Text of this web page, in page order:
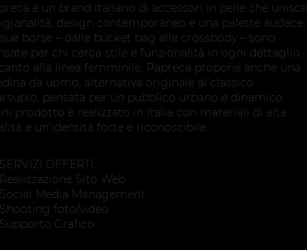
è un brand italiano di accessori in pelle che unisce
design contemporaneo e una palette audace.
sue borse – dalle bucket bag alle crossbody – sono
per chi cerca stile e funzionalità in ogni dettaglio.
alla linea femminile, Papreca propone anche una
da uomo, alternativa originale al classico
pensata per un pubblico urbano e dinamico.
prodotto è realizzato in Italia con materiali di alta
e un’identità forte e riconoscibile.
SERVIZI OFFERTI:
Realizzazione Sito Web
Social Media Management
Shooting foto/video
Supporto Grafico